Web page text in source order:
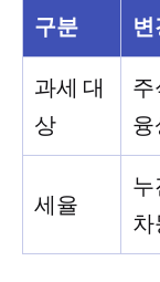
구분
과세 대
상
주
융
세율
누
차